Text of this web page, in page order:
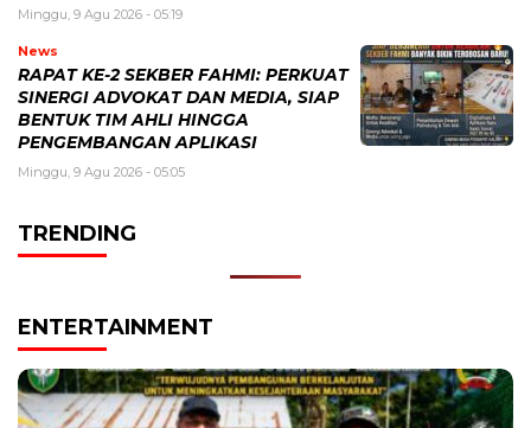
Minggu, 9 Agu 2026 - 05:19
News
RAPAT KE-2 SEKBER FAHMI: PERKUAT
SINERGI ADVOKAT DAN MEDIA, SIAP
BENTUK TIM AHLI HINGGA
PENGEMBANGAN APLIKASI
Minggu, 9 Agu 2026 - 05:05
TRENDING
ENTERTAINMENT